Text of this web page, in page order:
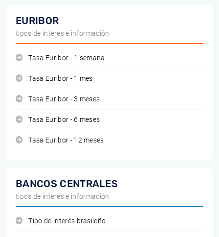
EURIBOR
tipos de interés e información
Tasa Euribor - 1 semana
Tasa Euribor - 1 mes
Tasa Euribor - 3 meses
Tasa Euribor - 6 meses
Tasa Euribor - 12 meses
BANCOS CENTRALES
tipos de interés e información
Tipo de interés brasileño